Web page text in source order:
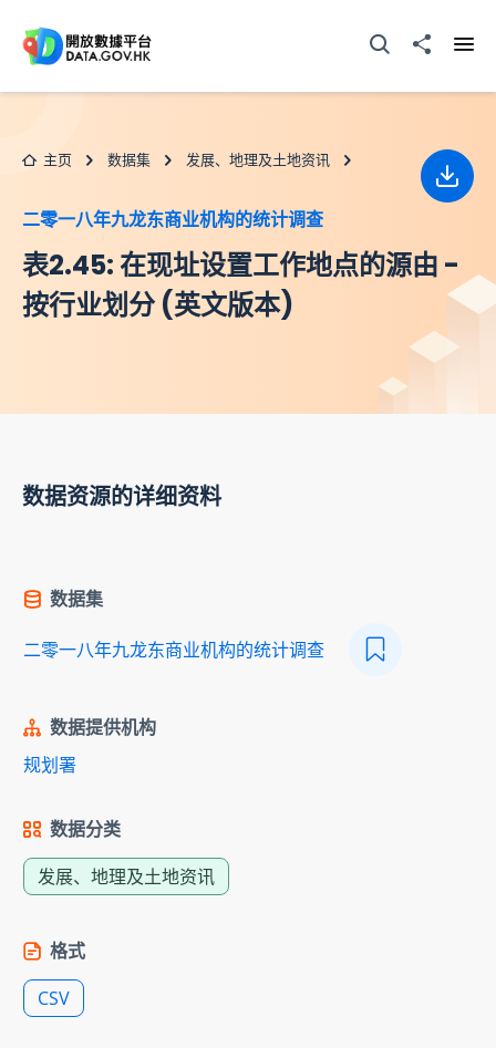
打开搜寻器分享至
主页 数据集 发展、地理及土地资讯
二零一八年九龙东商业机构的统计调查
表2.45: 在现址设置工作地点的源由 -
按行业划分 (英文版本)
下载
数据资源的详细资料
数据集
二零一八年九龙东商业机构的统计调查
数据提供机构
规划署
数据分类
发展、地理及土地资讯
格式
CSV